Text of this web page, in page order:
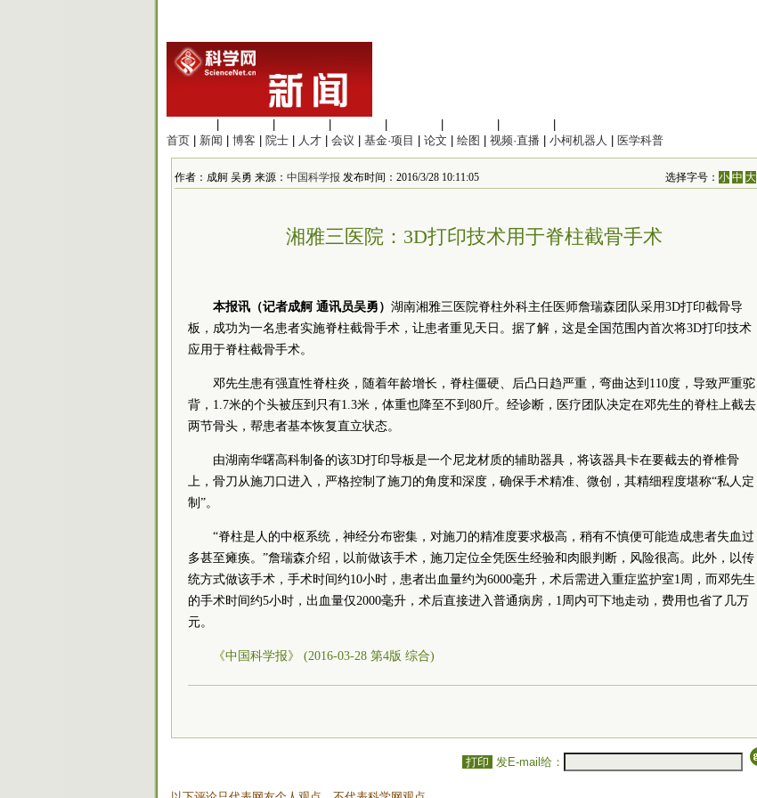
首页
新闻 博客 院士 人才 会议 基金·项目 论文 绘图 视频·直播 小柯机器人 医学科普
作者：成舸 吴勇 来源： 中国科学报 发布时间：2016/3/28 10:11:05 选择字号：小 中 大
湘雅三医院：3D打印技术用于脊柱截骨手术
本报讯（记者成舸 通讯员吴勇） 湖南湘雅三医院脊柱外科主任医师詹瑞森团队采用3D打印截骨导
板，成功为一名患者实施脊柱截骨手术，让患者重见天日。据了解，这是全国范围内首次将3D打印技术
应用于脊柱截骨手术。
邓先生患有强直性脊柱炎，随着年龄增长，脊柱僵硬、后凸日趋严重，弯曲达到110度，导致严重驼
背，1.7米的个头被压到只有1.3米，体重也降至不到80斤。经诊断，医疗团队决定在邓先生的脊柱上截去
两节骨头，帮患者基本恢复直立状态。
由湖南华曙高科制备的该3D打印导板是一个尼龙材质的辅助器具，将该器具卡在要截去的脊椎骨
上，骨刀从施刀口进入，严格控制了施刀的角度和深度，确保手术精准、微创，其精细程度堪称“私人定
制”。
“脊柱是人的中枢系统，神经分布密集，对施刀的精准度要求极高，稍有不慎便可能造成患者失血过
多甚至瘫痪。”詹瑞森介绍，以前做该手术，施刀定位全凭医生经验和肉眼判断，风险很高。此外，以传
统方式做该手术，手术时间约10小时，患者出血量约为6000毫升，术后需进入重症监护室1周，而邓先生
的手术时间约5小时，出血量仅2000毫升，术后直接进入普通病房，1周内可下地走动，费用也省了几万
元。
《中国科学报》 (2016-03-28 第4版 综合)
打印 发E-mail给：